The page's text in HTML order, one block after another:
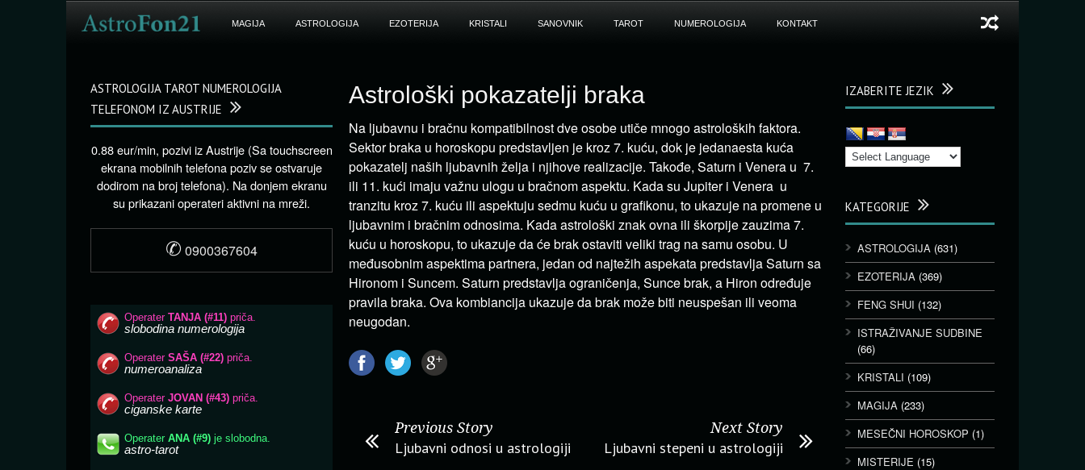
MAGIJA ASTROLOGIJA EZOTERIJA KRISTALI SANOVNIK TAROT NUMEROLOGIJA KONTAKT
Astrološki pokazatelji braka
Na ljubavnu i bračnu kompatibilnost dve osobe utiče mnogo astroloških faktora.
Sektor braka u horoskopu predstavljen je kroz 7. kuću, dok je jedanaesta kuća
pokazatelj naših ljubavnih želja i njihove realizacije. Takođe, Saturn i Venera u 7.
ili 11. kući imaju važnu ulogu u bračnom aspektu. Kada su Jupiter i Venera u
tranzitu kroz 7. kuću ili aspektuju sedmu kuću u grafikonu, to ukazuje na promene u
ljubavnim i bračnim odnosima. Kada astrološki znak ovna ili škorpije zauzima 7.
kuću u horoskopu, to ukazuje da će brak ostaviti veliki trag na samu osobu. U
međusobnim aspektima partnera, jedan od najtežih aspekata predstavlja Saturn sa
Hironom i Suncem. Saturn predstavlja ograničenja, Sunce brak, a Hiron određuje
pravila braka. Ova kombiancija ukazuje da brak može biti neuspešan ili veoma
neugodan.
Previous Story
Ljubavni odnosi u astrologiji
Next Story
Ljubavni stepeni u astrologiji
IZABERITE JEZIK
KATEGORIJE
ASTROLOGIJA (631)
EZOTERIJA (369)
FENG SHUI (132)
ISTRAŽIVANJE SUDBINE
(66)
KRISTALI (109)
MAGIJA (233)
MESEČNI HOROSKOP (1)
MISTERIJE (15)
ASTROLOGIJA TAROT NUMEROLOGIJA
TELEFONOM IZ AUSTRIJE
0.88 eur/min, pozivi iz Austrije (Sa touchscreen
ekrana mobilnih telefona poziv se ostvaruje
dodirom na broj telefona). Na donjem ekranu
su prikazani operateri aktivni na mreži.
✆ 0900367604